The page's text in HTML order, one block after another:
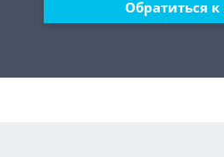
Обратиться